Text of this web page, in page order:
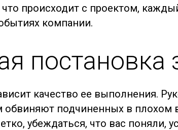
происходит с проектом,
компании.
постановка
качество ее выполнения.
обвиняют подчиненных в
убеждаться, что вас поняли,